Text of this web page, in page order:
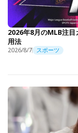
2026年8月のMLB注
用法
2026/8/7 スポーツ